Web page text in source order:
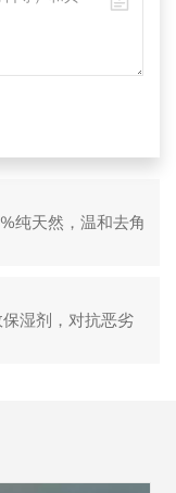
纯天然，温和去角
湿剂，对抗恶劣